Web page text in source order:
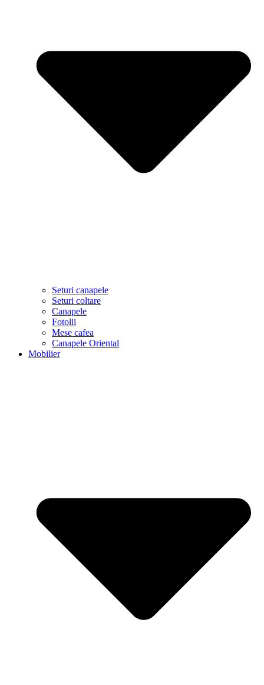
Seturi canapele
Seturi coltare
Canapele
Fotolii
Mese cafea
Canapele Oriental
Mobilier